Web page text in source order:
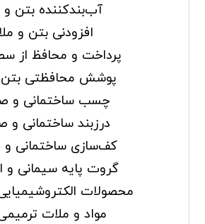
آب‌بندکننده بتن و
افزودنی‌ بتن و
پرداخت و محافظ از
پوشش‌ محافظتی بتن
چسب‌ ساختمانی و
درزبند ساختمانی و
کف‌سازی ساختمانی
گروت پایه سیمانی و
محصولات
مواد و ملات